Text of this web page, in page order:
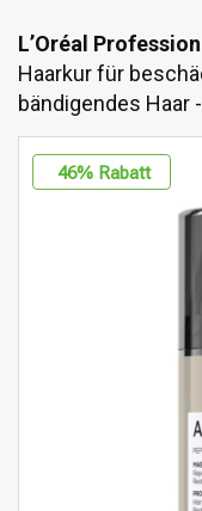
Marken
L’Oréal
Haarkur für
bändigendes Haar
46% Rabatt